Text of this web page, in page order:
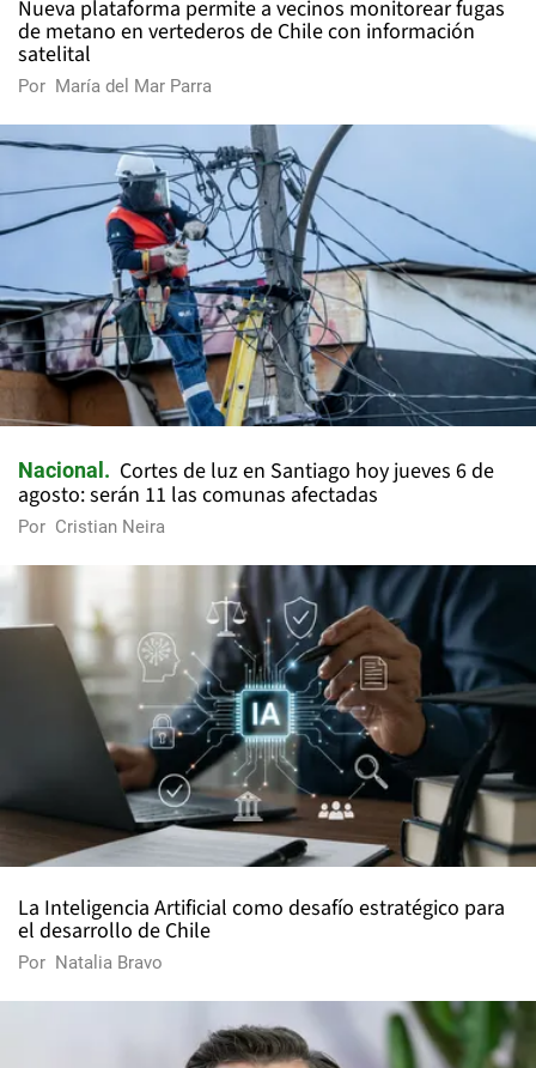
Nueva plataforma permite a vecinos monitorear fugas
de metano en vertederos de Chile con información
satelital
Por María del Mar Parra
Nacional
Cortes de luz en Santiago hoy jueves 6 de
agosto: serán 11 las comunas afectadas
Por Cristian Neira
La Inteligencia Artificial como desafío estratégico para
el desarrollo de Chile
Por Natalia Bravo